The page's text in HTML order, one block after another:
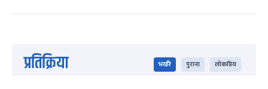
प्रतिक्रिया भर्खरै पुराना लोकप्रिय